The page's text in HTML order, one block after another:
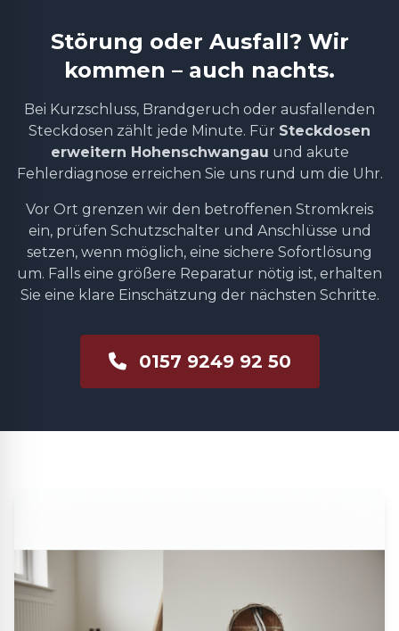
Störung oder Ausfall? Wir
kommen – auch nachts.
Bei Kurzschluss, Brandgeruch oder ausfallenden
Steckdosen zählt jede Minute. Für Steckdosen
erweitern Hohenschwangau und akute
Fehlerdiagnose erreichen Sie uns rund um die Uhr.
Vor Ort grenzen wir den betroffenen Stromkreis
ein, prüfen Schutzschalter und Anschlüsse und
setzen, wenn möglich, eine sichere Sofortlösung
um. Falls eine größere Reparatur nötig ist, erhalten
Sie eine klare Einschätzung der nächsten Schritte.
0157 9249 92 50